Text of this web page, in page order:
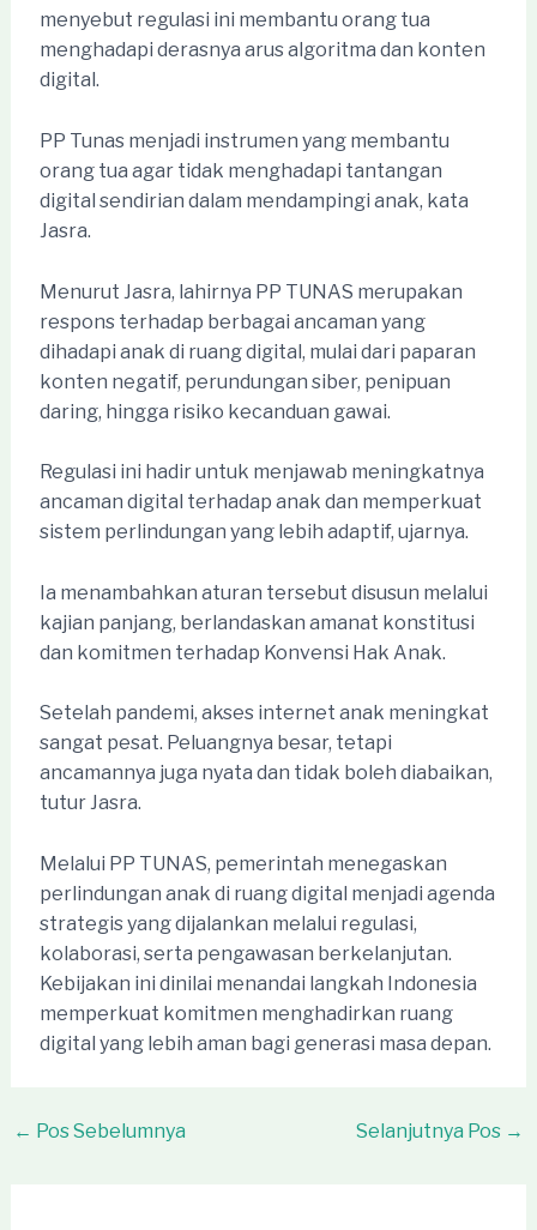
menyebut regulasi ini membantu orang tua
menghadapi derasnya arus algoritma dan konten
digital.
PP Tunas menjadi instrumen yang membantu
orang tua agar tidak menghadapi tantangan
digital sendirian dalam mendampingi anak, kata
Jasra.
Menurut Jasra, lahirnya PP TUNAS merupakan
respons terhadap berbagai ancaman yang
dihadapi anak di ruang digital, mulai dari paparan
konten negatif, perundungan siber, penipuan
daring, hingga risiko kecanduan gawai.
Regulasi ini hadir untuk menjawab meningkatnya
ancaman digital terhadap anak dan memperkuat
sistem perlindungan yang lebih adaptif, ujarnya.
Ia menambahkan aturan tersebut disusun melalui
kajian panjang, berlandaskan amanat konstitusi
dan komitmen terhadap Konvensi Hak Anak.
Setelah pandemi, akses internet anak meningkat
sangat pesat. Peluangnya besar, tetapi
ancamannya juga nyata dan tidak boleh diabaikan,
tutur Jasra.
Melalui PP TUNAS, pemerintah menegaskan
perlindungan anak di ruang digital menjadi agenda
strategis yang dijalankan melalui regulasi,
kolaborasi, serta pengawasan berkelanjutan.
Kebijakan ini dinilai menandai langkah Indonesia
memperkuat komitmen menghadirkan ruang
digital yang lebih aman bagi generasi masa depan.
Post
← Pos Sebelumnya Selanjutnya Pos →